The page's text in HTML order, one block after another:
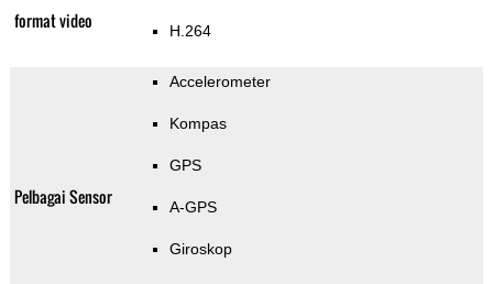
format video H.264
Pelbagai Sensor
Accelerometer
Kompas
GPS
A-GPS
Giroskop